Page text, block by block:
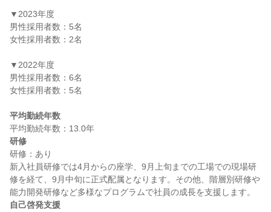
▼2023年度
男性採用者数：5名
女性採用者数：2名
▼2022年度
男性採用者数：6名
女性採用者数：5名
平均勤続年数
研修
研修：あり
新入社員研修では4月からの座学、9月上旬までの工場での現場研
修を経て、9月中旬に正式配属となります。その他、階層別研修や
自己啓発支援